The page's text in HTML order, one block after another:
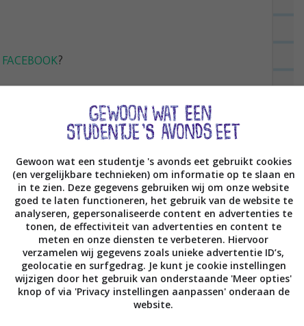
FACEBOOK?
Gewoon wat een studentje 's avonds eet gebruikt cookies
(en vergelijkbare technieken) om informatie op te slaan en
in te zien. Deze gegevens gebruiken wij om onze website
goed te laten functioneren, het gebruik van de website te
analyseren, gepersonaliseerde content en advertenties te
tonen, de effectiviteit van advertenties en content te
meten en onze diensten te verbeteren. Hiervoor
verzamelen wij gegevens zoals unieke advertentie ID’s,
geolocatie en surfgedrag. Je kunt je cookie instellingen
wijzigen door het gebruik van onderstaande 'Meer opties'
knop of via 'Privacy instellingen aanpassen' onderaan de
website.